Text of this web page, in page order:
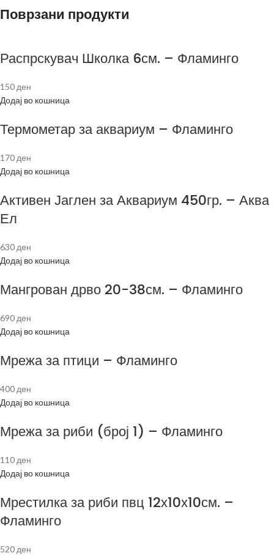
Поврзани продукти
Распрскувач Школка 6см. – Фламинго
150 ден
Додај во кошница
Термометар за аквариум – Фламинго
170 ден
Додај во кошница
Активен Јаглен за Аквариум 450гр. – Аква
Ел
630 ден
Додај во кошница
Мангрован дрво 20-38см. – Фламинго
690 ден
Додај во кошница
Мрежа за птици – Фламинго
400 ден
Додај во кошница
Мрежа за риби (број 1) – Фламинго
110 ден
Додај во кошница
Мрестилка за риби пвц 12х10х10см. –
Фламинго
520 ден